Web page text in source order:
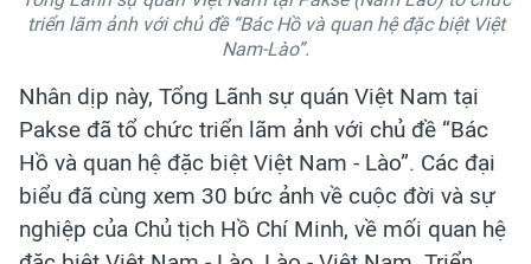
triển lãm ảnh với chủ đề “Bác Hồ và quan hệ đặc biệt Việt
Nam-Lào”.
Nhân dịp này, Tổng Lãnh sự quán Việt Nam tại
Pakse đã tổ chức triển lãm ảnh với chủ đề “Bác
Hồ và quan hệ đặc biệt Việt Nam - Lào”. Các đại
biểu đã cùng xem 30 bức ảnh về cuộc đời và sự
nghiệp của Chủ tịch Hồ Chí Minh, về mối quan hệ